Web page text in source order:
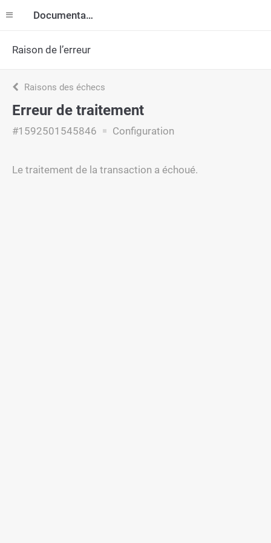
Documentation
Raison de l’erreur
Raisons des échecs
Erreur de traitement
#1592501545846 Configuration
Le traitement de la transaction a échoué.